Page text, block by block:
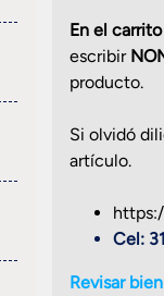
En el
escribir
producto.
Si olvidó
artículo.
Cel:
Revisar